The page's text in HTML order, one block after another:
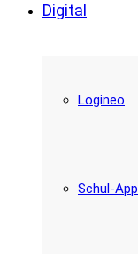
Digital
Logineo
Schul-App